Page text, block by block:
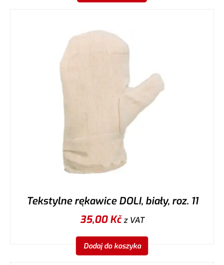
Tekstylne rękawice DOLI, biały, roz. 11
35,00Kčz VAT
Dodaj do koszyka